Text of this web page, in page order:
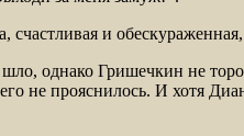
счастливая и
однако Гришечкин не
не прояснилось. И хотя